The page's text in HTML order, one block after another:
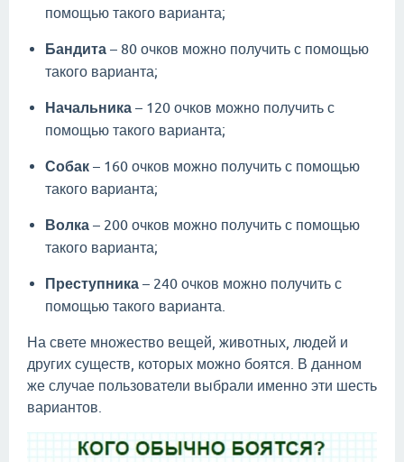
помощью такого варианта;
Бандита – 80 очков можно получить с помощью
такого варианта;
Начальника – 120 очков можно получить с
помощью такого варианта;
Собак – 160 очков можно получить с помощью
такого варианта;
Волка – 200 очков можно получить с помощью
такого варианта;
Преступника – 240 очков можно получить с
помощью такого варианта.
На свете множество вещей, животных, людей и
других существ, которых можно боятся. В данном
же случае пользователи выбрали именно эти шесть
вариантов.